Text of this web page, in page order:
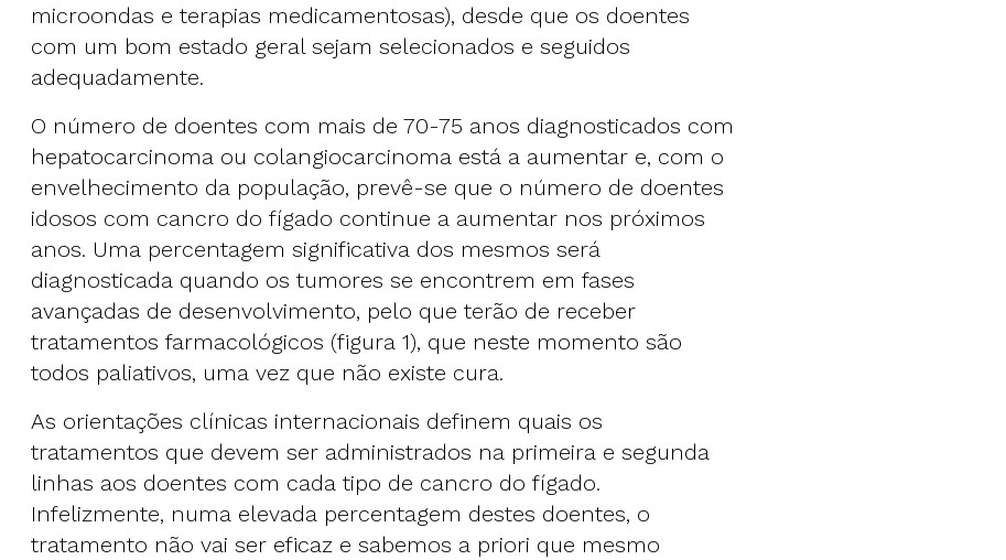
microondas e terapias medicamentosas), desde que os doentes
com um bom estado geral sejam selecionados e seguidos
adequadamente.
O número de doentes com mais de 70-75 anos diagnosticados com
hepatocarcinoma ou colangiocarcinoma está a aumentar e, com o
envelhecimento da população, prevê-se que o número de doentes
idosos com cancro do fígado continue a aumentar nos próximos
anos. Uma percentagem significativa dos mesmos será
diagnosticada quando os tumores se encontrem em fases
avançadas de desenvolvimento, pelo que terão de receber
tratamentos farmacológicos (figura 1), que neste momento são
todos paliativos, uma vez que não existe cura.
As orientações clínicas internacionais definem quais os
tratamentos que devem ser administrados na primeira e segunda
linhas aos doentes com cada tipo de cancro do fígado.
Infelizmente, numa elevada percentagem destes doentes, o
tratamento não vai ser eficaz e sabemos a priori que mesmo